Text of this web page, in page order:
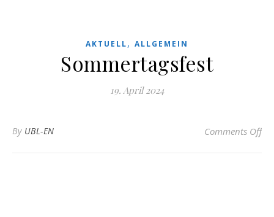
AKTUELL, ALLGEMEIN
Sommertagsfest
19. April 2024
By UBL-EN Comments Offon